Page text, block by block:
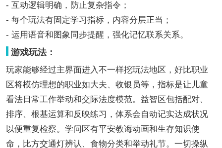
- 互动逻辑明确，防止复杂指令；
- 每个玩法有固定学习指标，内容分层正当；
- 运用语音和图象同步提醒，强化记忆联系关系。
游戏玩法：
玩家能够经过主界面进入不一样挖玩法地区，好比职业
区将模仿理想的职业如大夫、收银员等，指标是让儿童
看法日常工作举动和交际法度模范。益智区包括配对、
排序、根基运算和反映练习，体系会自动记实达成状况
以便重复检察。学问区有平安教诲动画和生存知识使
命，比方交通灯辨认、食物分类和举动礼节。一切操纵